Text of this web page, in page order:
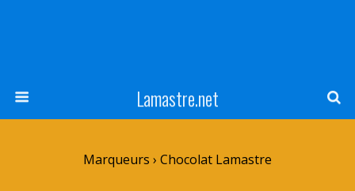
Lamastre.net
Marqueurs › Chocolat Lamastre